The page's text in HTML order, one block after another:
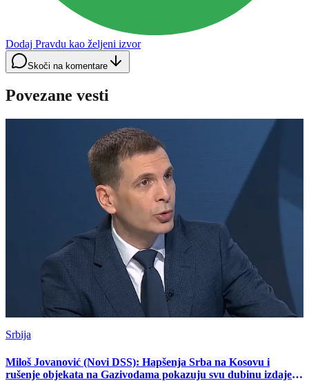
Dodaj Pravdu kao željeni izvor
Skoči na komentare
Povezane vesti
Srbija
Miloš Jovanović (Novi DSS): Hapšenja Srba na Kosovu i
rušenje objekata na Gazivodama pokazuju svu dubinu izdaje